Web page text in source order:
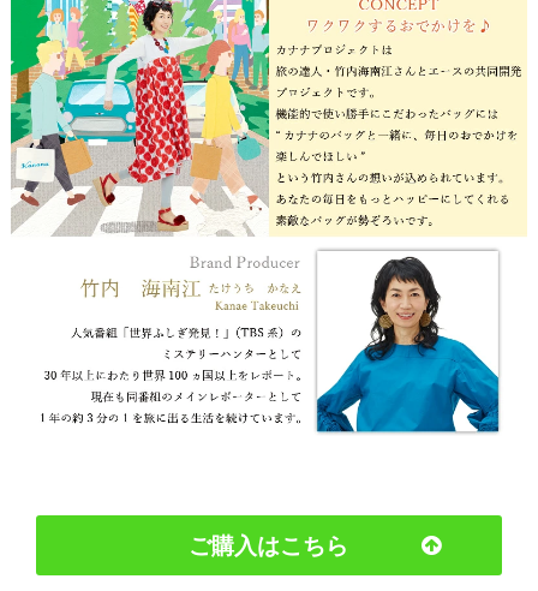
ご購入はこちら